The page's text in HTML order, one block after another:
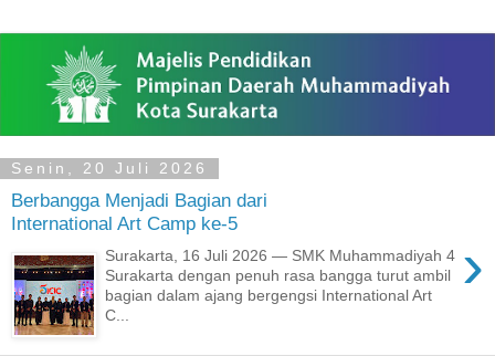
Senin, 20 Juli 2026
Berbangga Menjadi Bagian dari
International Art Camp ke-5
›
Surakarta, 16 Juli 2026 — SMK Muhammadiyah 4
Surakarta dengan penuh rasa bangga turut ambil
bagian dalam ajang bergengsi International Art
C...